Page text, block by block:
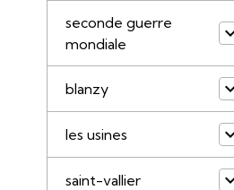
seconde guerre
mondiale
blanzy
les usines
saint-vallier